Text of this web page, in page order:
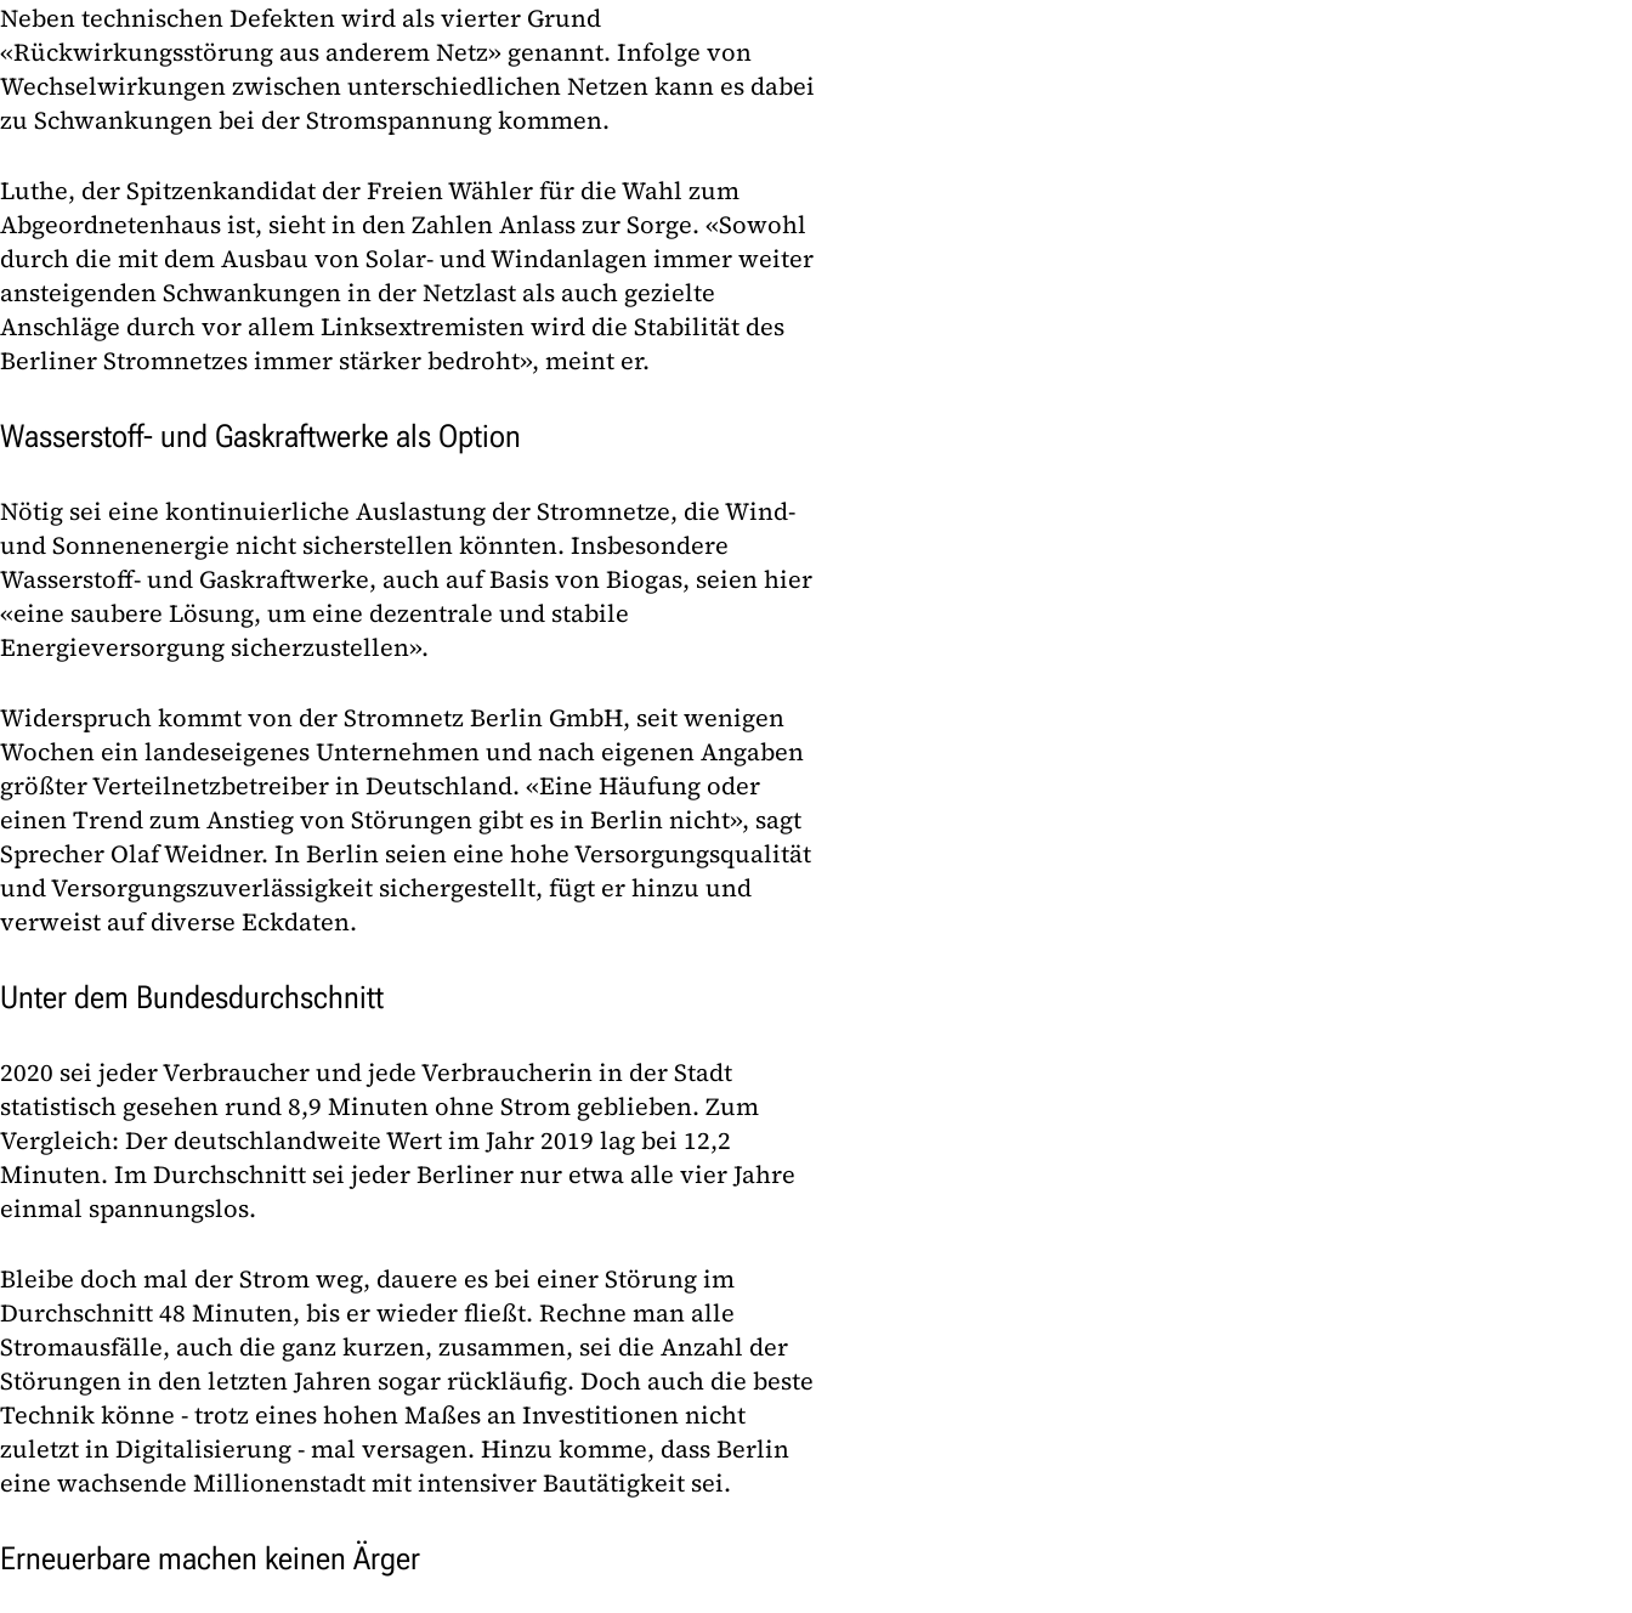
Neben technischen Defekten wird als vierter Grund
«Rückwirkungsstörung aus anderem Netz» genannt. Infolge von
Wechselwirkungen zwischen unterschiedlichen Netzen kann es dabei
zu Schwankungen bei der Stromspannung kommen.
Luthe, der Spitzenkandidat der Freien Wähler für die Wahl zum
Abgeordnetenhaus ist, sieht in den Zahlen Anlass zur Sorge. «Sowohl
durch die mit dem Ausbau von Solar- und Windanlagen immer weiter
ansteigenden Schwankungen in der Netzlast als auch gezielte
Anschläge durch vor allem Linksextremisten wird die Stabilität des
Berliner Stromnetzes immer stärker bedroht», meint er.
Wasserstoff- und Gaskraftwerke als Option
Nötig sei eine kontinuierliche Auslastung der Stromnetze, die Wind-
und Sonnenenergie nicht sicherstellen könnten. Insbesondere
Wasserstoff- und Gaskraftwerke, auch auf Basis von Biogas, seien hier
«eine saubere Lösung, um eine dezentrale und stabile
Energieversorgung sicherzustellen».
Widerspruch kommt von der Stromnetz Berlin GmbH, seit wenigen
Wochen ein landeseigenes Unternehmen und nach eigenen Angaben
größter Verteilnetzbetreiber in Deutschland. «Eine Häufung oder
einen Trend zum Anstieg von Störungen gibt es in Berlin nicht», sagt
Sprecher Olaf Weidner. In Berlin seien eine hohe Versorgungsqualität
und Versorgungszuverlässigkeit sichergestellt, fügt er hinzu und
verweist auf diverse Eckdaten.
Unter dem Bundesdurchschnitt
2020 sei jeder Verbraucher und jede Verbraucherin in der Stadt
statistisch gesehen rund 8,9 Minuten ohne Strom geblieben. Zum
Vergleich: Der deutschlandweite Wert im Jahr 2019 lag bei 12,2
Minuten. Im Durchschnitt sei jeder Berliner nur etwa alle vier Jahre
einmal spannungslos.
Bleibe doch mal der Strom weg, dauere es bei einer Störung im
Durchschnitt 48 Minuten, bis er wieder fließt. Rechne man alle
Stromausfälle, auch die ganz kurzen, zusammen, sei die Anzahl der
Störungen in den letzten Jahren sogar rückläufig. Doch auch die beste
Technik könne - trotz eines hohen Maßes an Investitionen nicht
zuletzt in Digitalisierung - mal versagen. Hinzu komme, dass Berlin
eine wachsende Millionenstadt mit intensiver Bautätigkeit sei.
Erneuerbare machen keinen Ärger